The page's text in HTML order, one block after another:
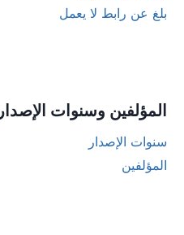
بلغ عن رابط لا يعمل
المؤلفين وسنوات الإصدار
سنوات الإصدار
المؤلفين